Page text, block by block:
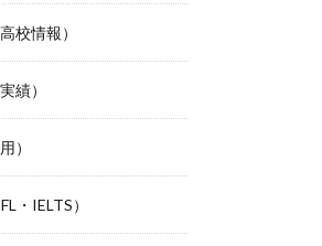
校情報）
績）
）
・IELTS）